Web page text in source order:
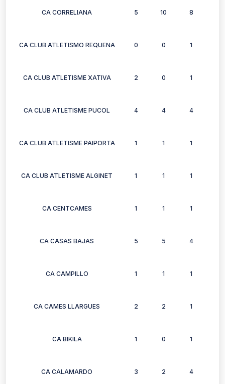
CA CORRELIANA 5 10 8
CA CLUB ATLETISMO REQUENA 0 0 1
CA CLUB ATLETISME XATIVA 2 0 1
CA CLUB ATLETISME PUCOL 4 4 4
CA CLUB ATLETISME PAIPORTA 1 1 1
CA CLUB ATLETISME ALGINET 1 1 1
CA CENTCAMES 1 1 1
CA CASAS BAJAS 5 5 4
CA CAMPILLO 1 1 1
CA CAMES LLARGUES 2 2 1
CA BIKILA 1 0 1
CA CALAMARDO 3 2 4